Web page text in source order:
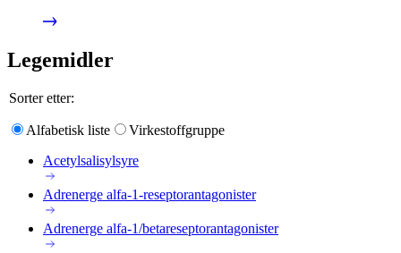
Legemidler
Sorter etter:
Alfabetisk liste
Virkestoffgruppe
Acetylsalisylsyre
Adrenerge alfa-1-reseptorantagonister
Adrenerge alfa-1/betareseptorantagonister